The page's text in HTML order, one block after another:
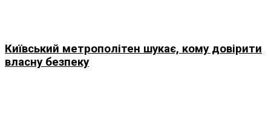
Київський метрополітен шукає, кому довірити
власну безпеку